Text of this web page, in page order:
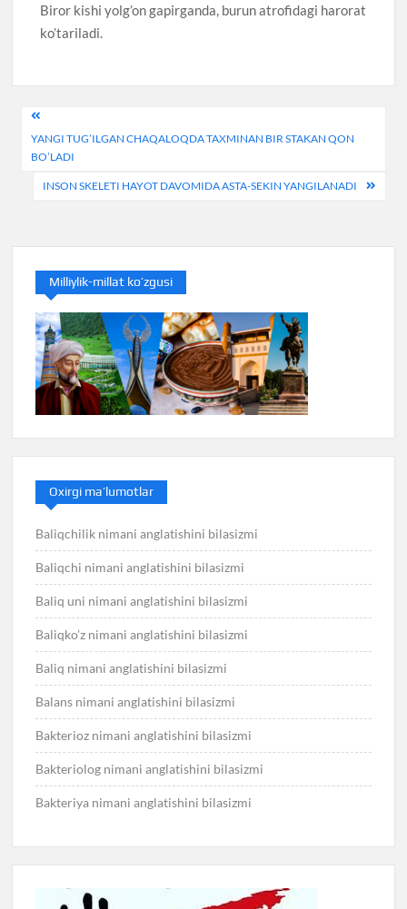
Biror kishi yolg’on gapirganda, burun atrofidagi harorat
ko’tariladi.
Post
menyusi
YANGI TUG’ILGAN CHAQALOQDA TAXMINAN BIR STAKAN QON
BO’LADI
INSON SKELETI HAYOT DAVOMIDA ASTA-SEKIN YANGILANADI
Milliylik-millat ko’zgusi
Oxirgi ma’lumotlar
Baliqchilik nimani anglatishini bilasizmi
Baliqchi nimani anglatishini bilasizmi
Baliq uni nimani anglatishini bilasizmi
Baliqko’z nimani anglatishini bilasizmi
Baliq nimani anglatishini bilasizmi
Balans nimani anglatishini bilasizmi
Bakterioz nimani anglatishini bilasizmi
Bakteriolog nimani anglatishini bilasizmi
Bakteriya nimani anglatishini bilasizmi